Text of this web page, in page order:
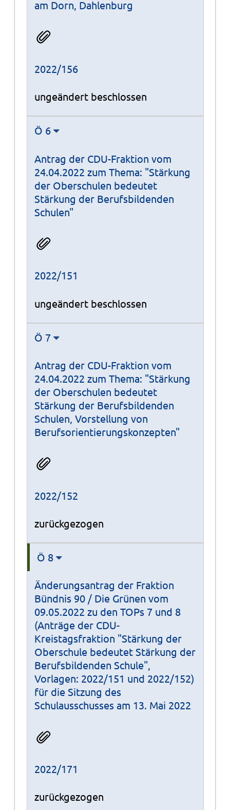
am Dorn, Dahlenburg
2022/156
ungeändert beschlossen
Ö 6
Antrag der CDU-Fraktion vom
24.04.2022 zum Thema: "Stärkung
der Oberschulen bedeutet
Stärkung der Berufsbildenden
Schulen"
2022/151
ungeändert beschlossen
Ö 7
Antrag der CDU-Fraktion vom
24.04.2022 zum Thema: "Stärkung
der Oberschulen bedeutet
Stärkung der Berufsbildenden
Schulen, Vorstellung von
Berufsorientierungskonzepten"
2022/152
zurückgezogen
Ö 8
Änderungsantrag der Fraktion
Bündnis 90 / Die Grünen vom
09.05.2022 zu den TOPs 7 und 8
(Anträge der CDU-
Kreistagsfraktion "Stärkung der
Oberschule bedeutet Stärkung der
Berufsbildenden Schule",
Vorlagen: 2022/151 und 2022/152)
für die Sitzung des
Schulausschusses am 13. Mai 2022
2022/171
zurückgezogen